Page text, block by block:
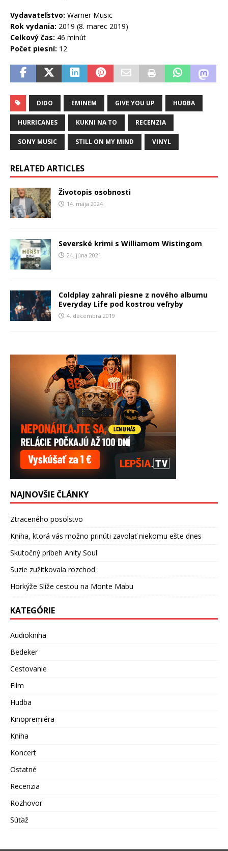
Vydavateľstvo: Warner Music
Rok vydania: 2019 (8. marec 2019)
Celkový čas: 46 minút
Počet piesní: 12
DIDO EMINEM GIVE YOU UP HUDBA
HURRICANES KUKNI NA TO RECENZIA
SONY MUSIC STILL ON MY MIND VINYL
RELATED ARTICLES
Životopis osobnosti
14. mája 2024
Severské krimi s Williamom Wistingom
24. júna 2021
Coldplay zahrali piesne z nového albumu
Everyday Life pod kostrou veľryby
4. decembra 2019
NAJNOVŠIE ČLÁNKY
Ztraceného posolstvo
Kniha, ktorá vás možno prinúti zavolať niekomu ešte dnes
Skutočný príbeh Anity Soul
Suzie zužitkovala rozchod
Horkýže Slíže cestou na Monte Mabu
KATEGÓRIE
Audiokniha
Bedeker
Cestovanie
Film
Hudba
Kinopremiéra
Kniha
Koncert
Ostatné
Recenzia
Rozhovor
Súťaž